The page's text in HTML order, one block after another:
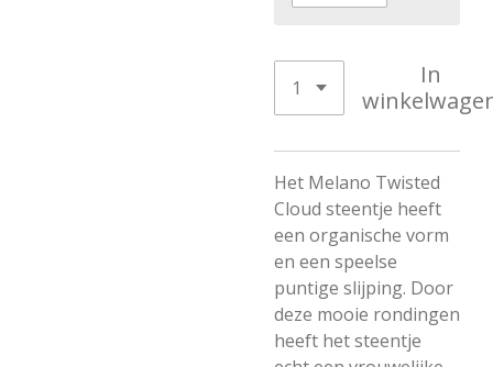
In
Het Melano Twisted
Cloud steentje heeft
een organische vorm
en een speelse
puntige slijping. Door
deze mooie rondingen
heeft het steentje